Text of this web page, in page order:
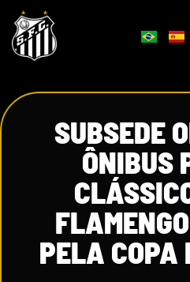
SUBSEDE
ÔNIBUS
PELA COPA